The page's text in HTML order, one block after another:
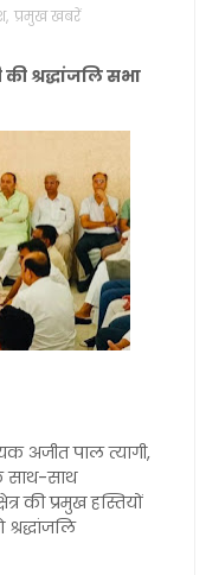
, प्रमुख खबरें
श्रद्धांजलि सभा
अजीत पाल त्यागी,
साथ-साथ
की प्रमुख हस्तियों
श्रद्धांजलि